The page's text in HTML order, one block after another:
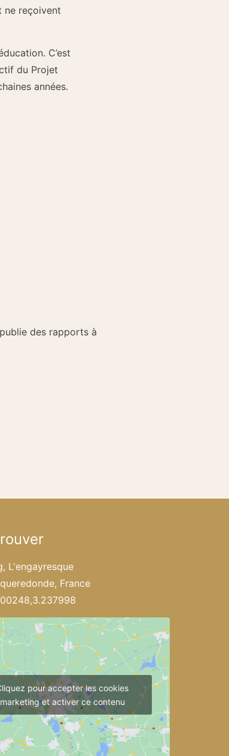
ne reçoivent
C’est
du Projet
années.
des rapports à
L'engayresque
France
pour accepter les cookies
marketing et activer ce contenu